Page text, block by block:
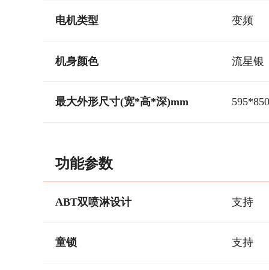
电机类型 变频
机身颜色 流星银
最大外形尺寸(宽*高*深)mm
功能参数
ABT双喷淋设计 支持
童锁 支持